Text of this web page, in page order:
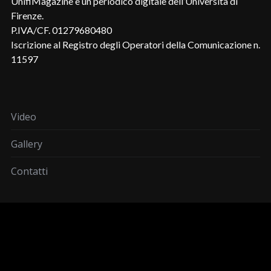
Firenze.
P.IVA/CF. 01279680480
Iscrizione al Registro degli Operatori della Comunicazione n.
11597
Video
Gallery
Contatti